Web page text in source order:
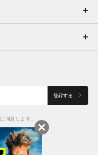
登録する
に同意します。